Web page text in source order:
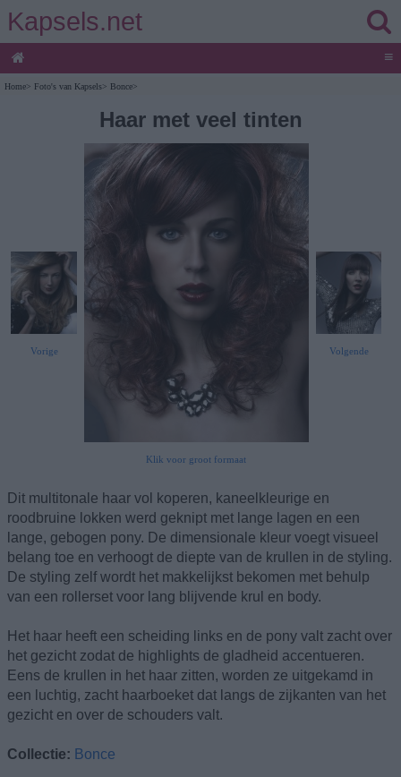
Kapsels.net
≡
Home> Foto's van Kapsels> Bonce>
Haar met veel tinten
Vorige
Klik voor groot formaat
Volgende
Dit multitonale haar vol koperen, kaneelkleurige en
roodbruine lokken werd geknipt met lange lagen en een
lange, gebogen pony. De dimensionale kleur voegt visueel
belang toe en verhoogt de diepte van de krullen in de styling.
De styling zelf wordt het makkelijkst bekomen met behulp
van een rollerset voor lang blijvende krul en body.
Het haar heeft een scheiding links en de pony valt zacht over
het gezicht zodat de highlights de gladheid accentueren.
Eens de krullen in het haar zitten, worden ze uitgekamd in
een luchtig, zacht haarboeket dat langs de zijkanten van het
gezicht en over de schouders valt.
Collectie: Bonce